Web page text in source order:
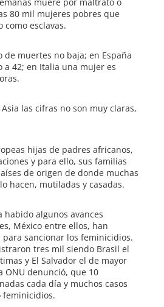
80 mil mujeres pobres que
esclavas.
de muertes no baja; en España
a 42; en Italia una mujer es
las cifras no son muy claras,
hijas de padres africanos,
y para ello, sus familias
de origen de donde muchas
hacen, mutiladas y casadas.
habido algunos avances
México entre ellos, han
para sancionar los feminicidios.
tres mil siendo Brasil el
y El Salvador el de mayor
ONU denunció, que 10
cada día y muchos casos
feminicidios.